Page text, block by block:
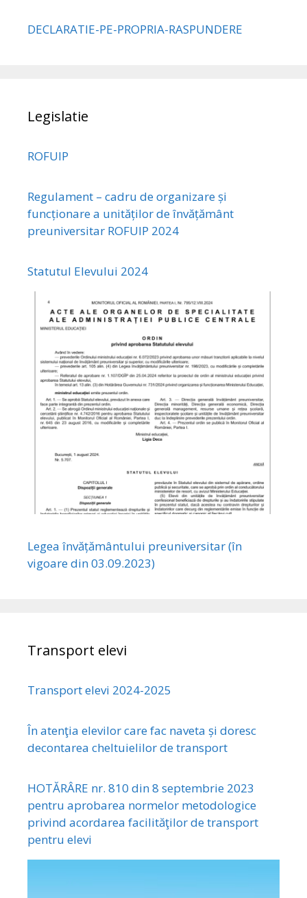
DECLARATIE-PE-PROPRIA-RASPUNDERE
Legislatie
ROFUIP
Regulament – cadru de organizare și
funcționare a unităților de învățământ
preuniversitar ROFUIP 2024
Statutul Elevului 2024
Legea învățământului preuniversitar (în
vigoare din 03.09.2023)
Transport elevi
Transport elevi 2024-2025
În atenţia elevilor care fac naveta și doresc
decontarea cheltuielilor de transport
HOTĂRÂRE nr. 810 din 8 septembrie 2023
pentru aprobarea normelor metodologice
privind acordarea facilităţilor de transport
pentru elevi